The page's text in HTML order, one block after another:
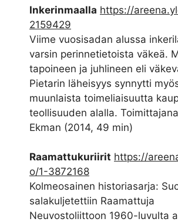
Inkerinmaalla https://
2159429
Viime vuosisadan alussa
varsin perinnetietoista väkeä.
tapoineen ja juhlineen eli
Pietarin läheisyys synnytti
muunlaista toimeliaisuutta
teollisuuden alalla.
Ekman (2014, 49 min)
Raamattukuriirit https://
o/1-3872168
Kolmeosainen historiasarja:
salakuljetettiin Raamattuja
Neuvostoliittoon 1960-luvulta